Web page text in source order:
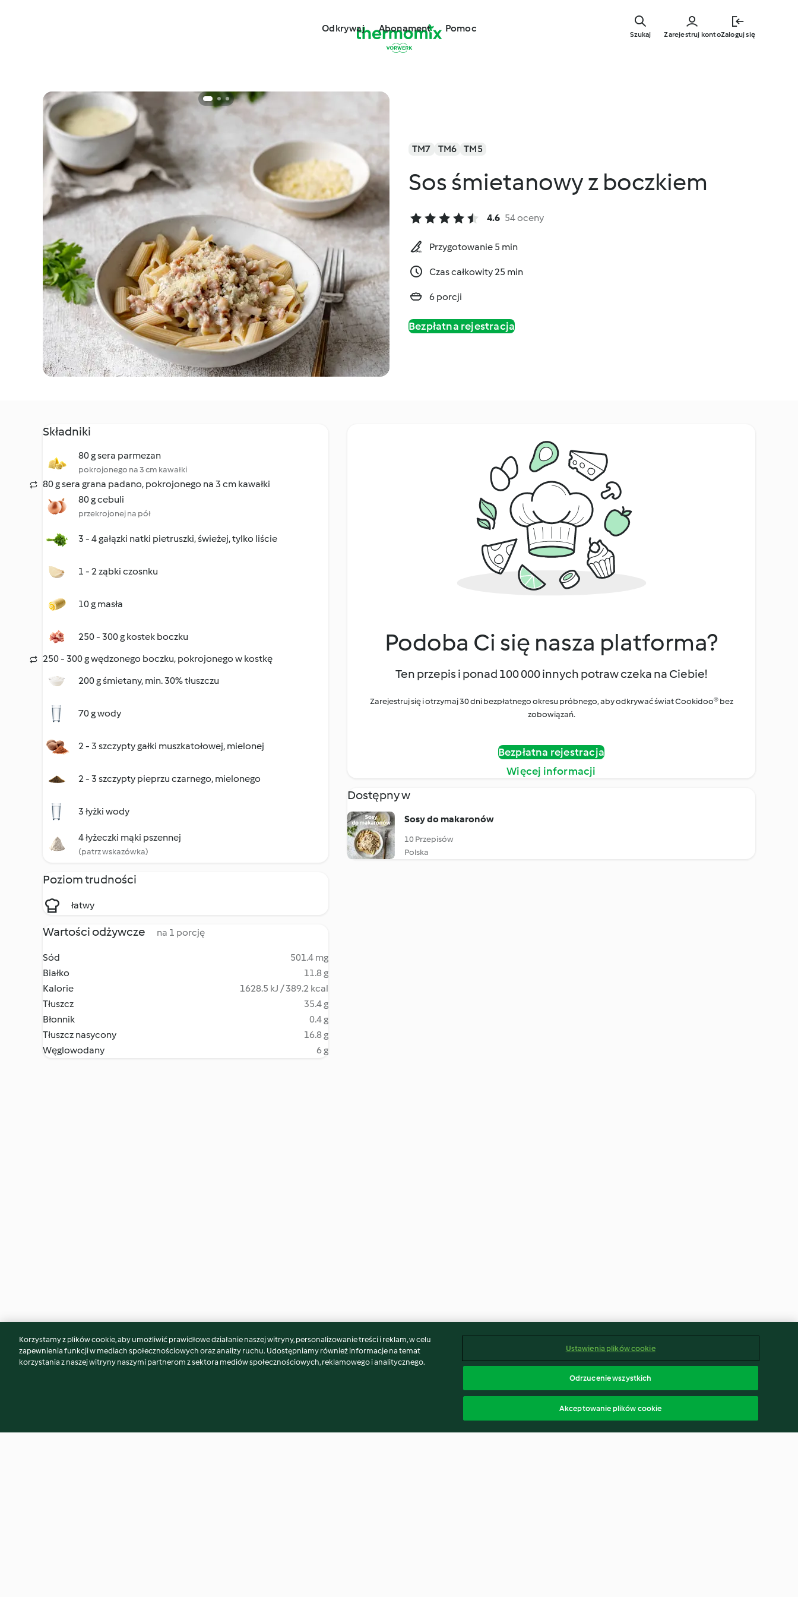
głównej
Odkrywaj Abonament Pomoc
Zarejestruj kontoZaloguj się
Szukaj
TM7 TM6 TM5
Sos śmietanowy z boczkiem
4.6 54 oceny
Przygotowanie 5 min
Czas całkowity 25 min
6 porcji
Bezpłatna rejestracja
Składniki
80 g sera parmezan
pokrojonego na 3 cm kawałki
80 g sera grana padano, pokrojonego na 3 cm kawałki
80 g cebuli
przekrojonej na pół
3 - 4 gałązki natki pietruszki, świeżej, tylko liście
1 - 2 ząbki czosnku
10 g masła
250 - 300 g kostek boczku
250 - 300 g wędzonego boczku, pokrojonego w kostkę
200 g śmietany, min. 30% tłuszczu
70 g wody
2 - 3 szczypty gałki muszkatołowej, mielonej
2 - 3 szczypty pieprzu czarnego, mielonego
3 łyżki wody
4 łyżeczki mąki pszennej
(patrz wskazówka)
Poziom trudności
łatwy
Wartości odżywcze na 1 porcję
Sód
501.4 mg
Białko
11.8 g
Kalorie
1628.5 kJ / 389.2 kcal
Tłuszcz
35.4 g
Błonnik
0.4 g
Tłuszcz nasycony
16.8 g
Węglowodany
6 g
Podoba Ci się nasza platforma?
Ten przepis i ponad 100 000 innych potraw czeka na Ciebie!
Zarejestruj się i otrzymaj 30 dni bezpłatnego okresu próbnego, aby odkrywać świat Cookidoo® bez
zobowiązań.
Bezpłatna rejestracja
Więcej informacji
Dostępny w
Sosy do makaronów
10 Przepisów
Polska
Może spodoba Ci się również...
Korzystamy z plików cookie, aby umożliwić prawidłowe działanie naszej witryny, personalizowanie treści i reklam, w celu
zapewnienia funkcji w mediach społecznościowych oraz analizy ruchu. Udostępniamy również informacje na temat
korzystania z naszej witryny naszymi partnerom z sektora mediów społecznościowych, reklamowego i analitycznego.
Ustawienia plików cookie
Odrzucenie wszystkich
Akceptowanie plików cookie